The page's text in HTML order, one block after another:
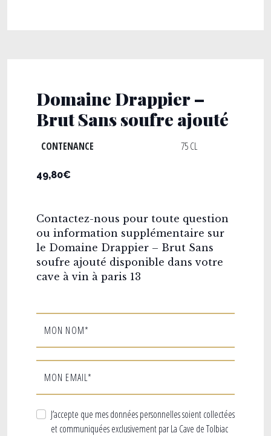
Domaine Drappier –
Brut Sans soufre ajouté
CONTENANCE 75 CL
49,80€
Contactez-nous pour toute question
ou information supplémentaire sur
le Domaine Drappier – Brut Sans
soufre ajouté disponible dans votre
cave à vin à paris 13
MON NOM*
MON EMAIL*
J’accepte que mes données personnelles soient collectées
et communiquées exclusivement par La Cave de Tolbiac